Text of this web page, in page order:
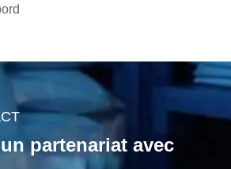
partenariat avec